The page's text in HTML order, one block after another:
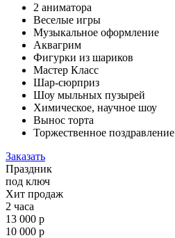
2 аниматора
Веселые игры
Музыкальное оформление
Аквагрим
Фигурки из шариков
Мастер Класс
Шар-сюрприз
Шоу мыльных пузырей
Химическое, научное шоу
Вынос торта
Торжественное поздравление
Заказать
Праздник
под ключ
Хит продаж
2 часа
13 000 р
10 000 р